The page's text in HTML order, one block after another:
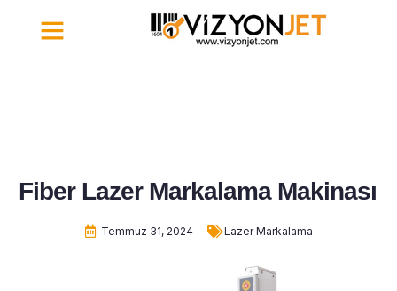
Fiber Lazer Markalama Makinası
Temmuz 31, 2024 Lazer Markalama